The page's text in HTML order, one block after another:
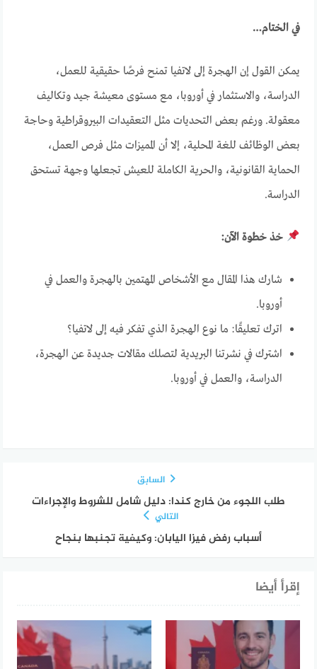
في الختام…
يمكن القول إن الهجرة إلى لاتفيا تمنح فرصًا حقيقية للعمل،
الدراسة، والاستثمار في أوروبا، مع مستوى معيشة جيد وتكاليف
معقولة. ورغم بعض التحديات مثل التعقيدات البيروقراطية وحاجة
بعض الوظائف للغة المحلية، إلا أن المميزات مثل فرص العمل،
الحماية القانونية، والحرية الكاملة للعيش تجعلها وجهة تستحق
الدراسة.
خذ خطوة الآن:
شارك هذا المقال مع الأشخاص المهتمين بالهجرة والعمل في
أوروبا.
اترك تعليقًا: ما نوع الهجرة الذي تفكر فيه إلى لاتفيا؟
اشترك في نشرتنا البريدية لتصلك مقالات جديدة عن الهجرة،
الدراسة، والعمل في أوروبا.
السابق
طلب اللجوء من خارج كندا: دليل شامل للشروط والإجراءات
التالي
أسباب رفض فيزا اليابان: وكيفية تجنبها بنجاح
إقرأ أيضا